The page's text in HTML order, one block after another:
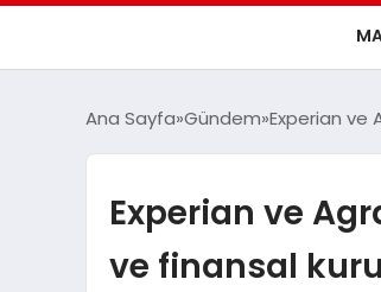
Ana Sayfa Gündem Experian ve
Experian ve
ve finansal